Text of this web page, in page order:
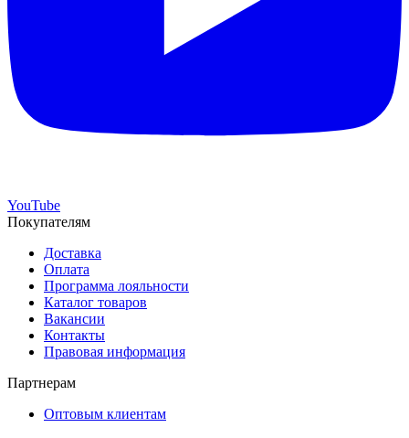
YouTube
Покупателям
Доставка
Оплата
Программа лояльности
Каталог товаров
Вакансии
Контакты
Правовая информация
Партнерам
Оптовым клиентам